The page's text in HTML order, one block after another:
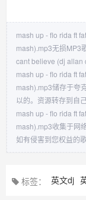
mash up - flo rida ft
mash).mp3无损MP3
cant believe (dj allan
mash up - flo rida ft
mash).mp3储存于夸
以的。资源转存到自
mash up - flo rida ft
mash).mp3收集于网
如有侵害到您权益的
标签： 英文dj